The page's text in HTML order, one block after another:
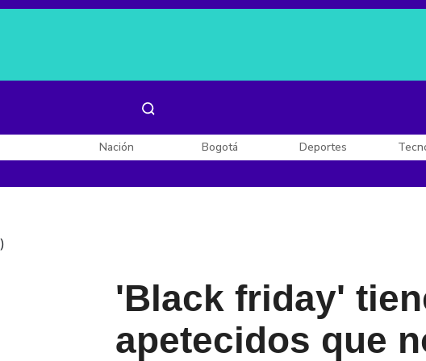
Nación Bogotá Deportes
)
'Black friday'
apetecidos que